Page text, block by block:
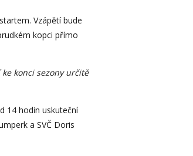
Vzápětí bude
kopci přímo
konci sezony určitě
14 hodin uskuteční
a SVČ Doris